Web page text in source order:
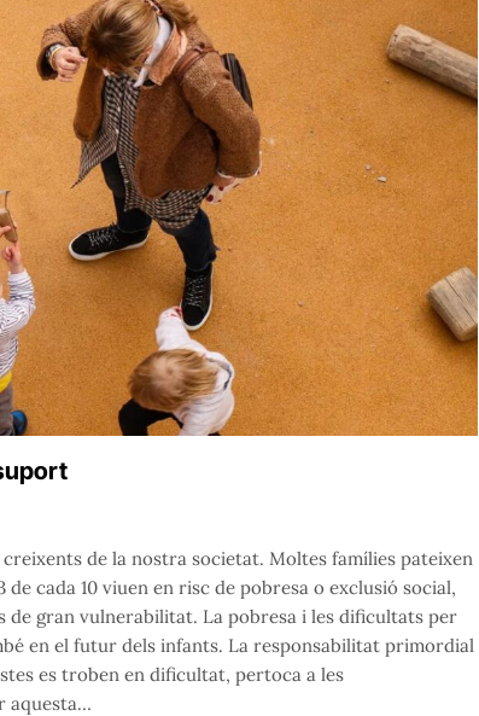
de la nostra societat. Moltes famílies pateixen
cada 10 viuen en risc de pobresa o exclusió social,
de gran vulnerabilitat. La pobresa i les dificultats per
en el futur dels infants. La responsabilitat primordial
es troben en dificultat, pertoca a les
aquesta…